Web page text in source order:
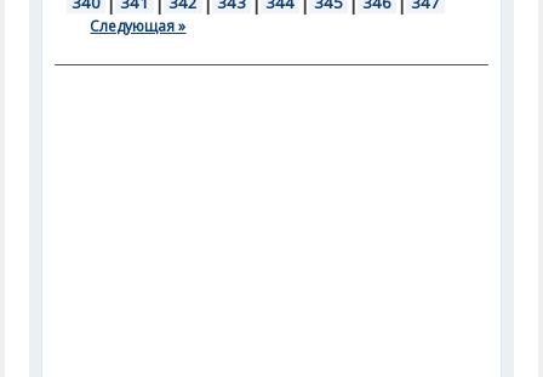
Следующая »